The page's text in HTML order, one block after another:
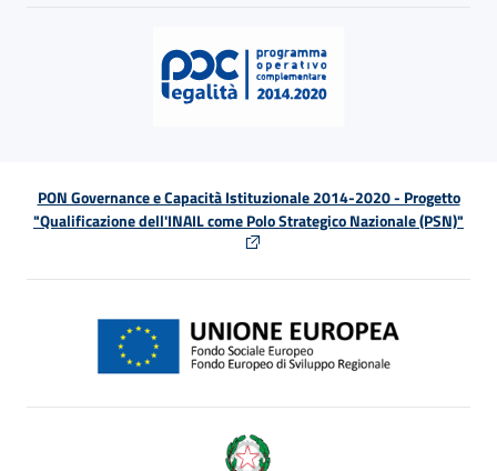
PON Governance e Capacità Istituzionale 2014-2020 - Progetto
"Qualificazione dell'INAIL come Polo Strategico Nazionale (PSN)"